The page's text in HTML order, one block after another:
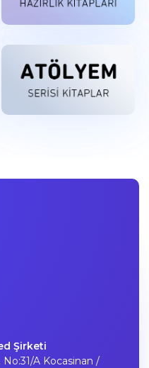
Şirketi
A Kocasinan /